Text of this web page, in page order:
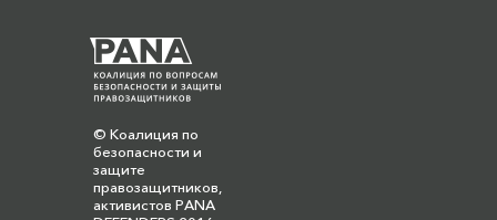
© Коалиция по
безопасности и
защите
правозащитников,
активистов PANA